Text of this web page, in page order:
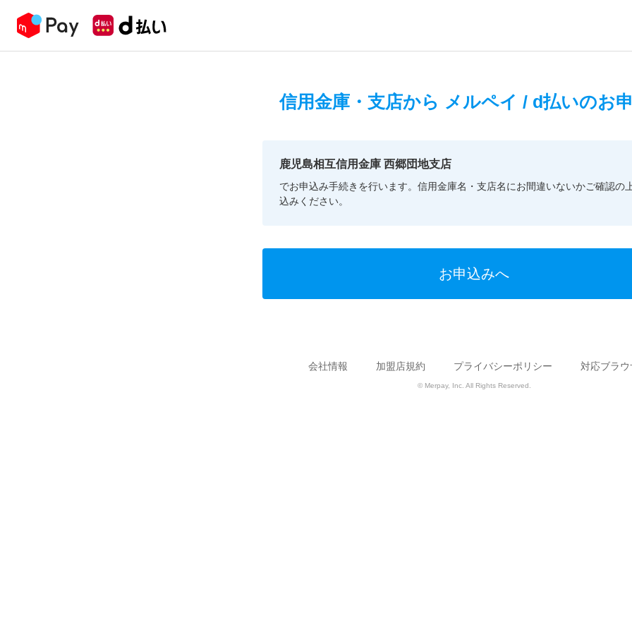
信用金庫・支店から メルペイ / d払いのお
鹿児島相互信用金庫 西郷団地支店
でお申込み手続きを行います。信用金庫名・支店名にお間違いないかご確認の
込みください。
お申込みへ
会社情報 加盟店規約 プライバシーポリシー 対応ブラウ
© Merpay, Inc. All Rights Reserved.